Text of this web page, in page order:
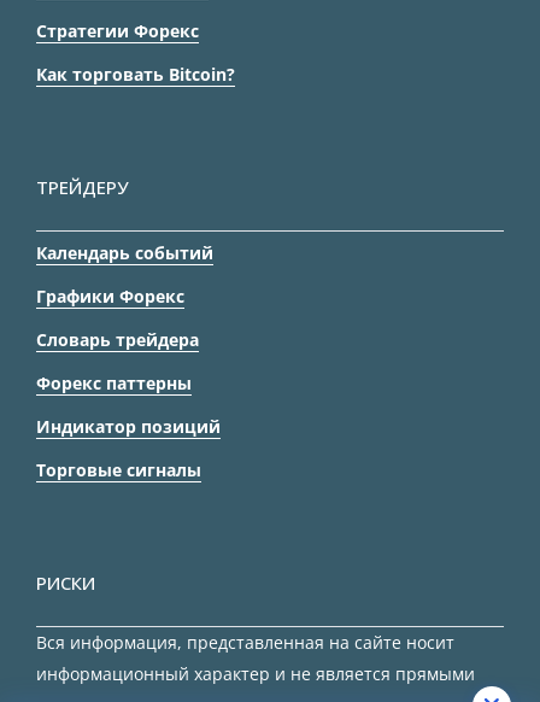
Стратегии Форекс
Как торговать Bitcoin?
ТРЕЙДЕРУ
Календарь событий
Графики Форекс
Словарь трейдера
Форекс паттерны
Индикатор позиций
Торговые сигналы
РИСКИ
Вся информация, представленная на сайте носит
информационный характер и не является прямыми